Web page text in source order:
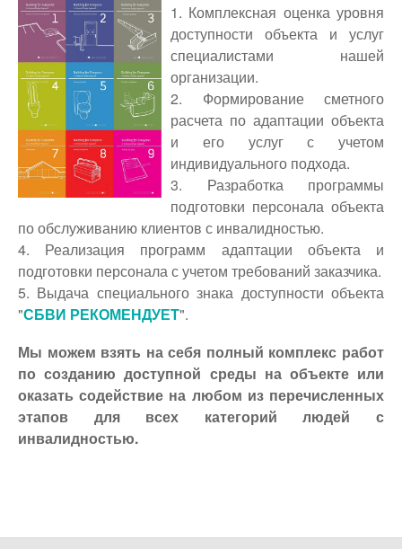
1. Комплексная оценка уровня
доступности объекта и услуг
специалистами нашей
организации.
2. Формирование сметного
расчета по адаптации объекта
и его услуг с учетом
индивидуального подхода.
3. Разработка программы
подготовки персонала объекта
по обслуживанию клиентов с инвалидностью.
4. Реализация программ адаптации объекта и
подготовки персонала с учетом требований заказчика.
5. Выдача специального знака доступности объекта
"СБВИ РЕКОМЕНДУЕТ".
Мы можем взять на себя полный комплекс работ
по созданию доступной среды на объекте или
оказать содействие на любом из перечисленных
этапов для всех категорий людей с
инвалидностью.